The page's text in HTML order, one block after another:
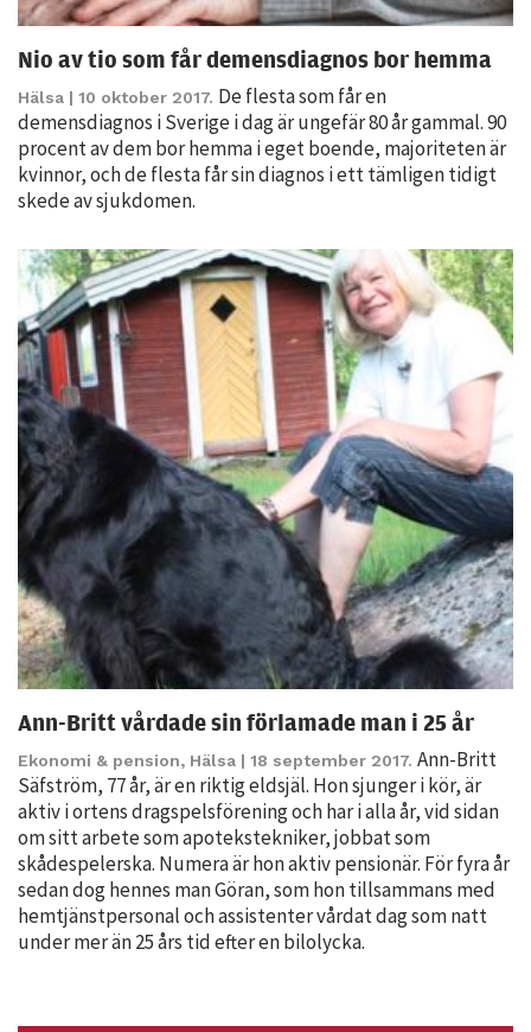
Nio av tio som får demensdiagnos bor hemma
Hälsa | 10 oktober 2017. De flesta som får en
demensdiagnos i Sverige i dag är ungefär 80 år gammal. 90
procent av dem bor hemma i eget boende, majoriteten är
kvinnor, och de flesta får sin diagnos i ett tämligen tidigt
skede av sjukdomen.
Ann-Britt vårdade sin förlamade man i 25 år
Ekonomi & pension, Hälsa | 18 september 2017. Ann-Britt
Säfström, 77 år, är en riktig eldsjäl. Hon sjunger i kör, är
aktiv i ortens dragspelsförening och har i alla år, vid sidan
om sitt arbete som apotekstekniker, jobbat som
skådespelerska. Numera är hon aktiv pensionär. För fyra år
sedan dog hennes man Göran, som hon tillsammans med
hemtjänstpersonal och assistenter vårdat dag som natt
under mer än 25 års tid efter en bilolycka.
baserat på
används.
Upplevelse
För att vår
prestera så
bra som
möjligt under
ditt besök.
Om du nekar
de här
kakorna
kommer viss
funktionalitet
att försvinna
från
hemsidan.
Marknadsföring
Genom att dela
intressen och ditt
beteende när du
surfar ökar du
chansen att få se
personligt
anpassat innehåll
och erbjudanden.